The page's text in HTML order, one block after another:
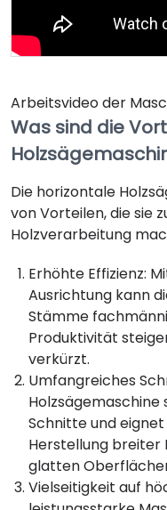
Arbeitsvideo der
Was sind die
Die horizontale
von Vorteilen, die sie
Holzverarbeitung
Erhöhte Effizienz:
Ausrichtung kann
Stämme
Produktivität
verkürzt.
Umfangreiches
Schnitte und
Herstellung
glatten
Vielseitigkeit auf